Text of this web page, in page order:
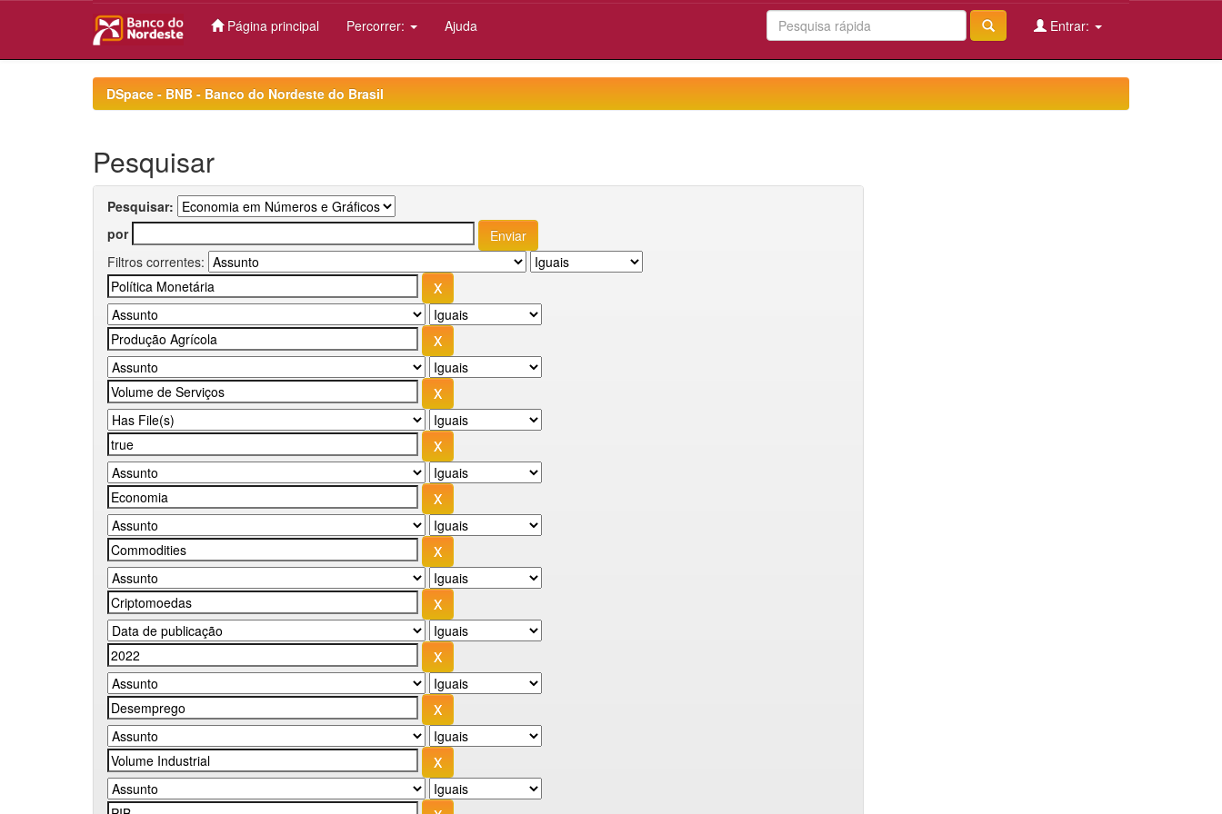
Página principal Percorrer: Ajuda Entrar:
DSpace - BNB - Banco do Nordeste do Brasil
Pesquisar
Pesquisar:
por
Filtros correntes: